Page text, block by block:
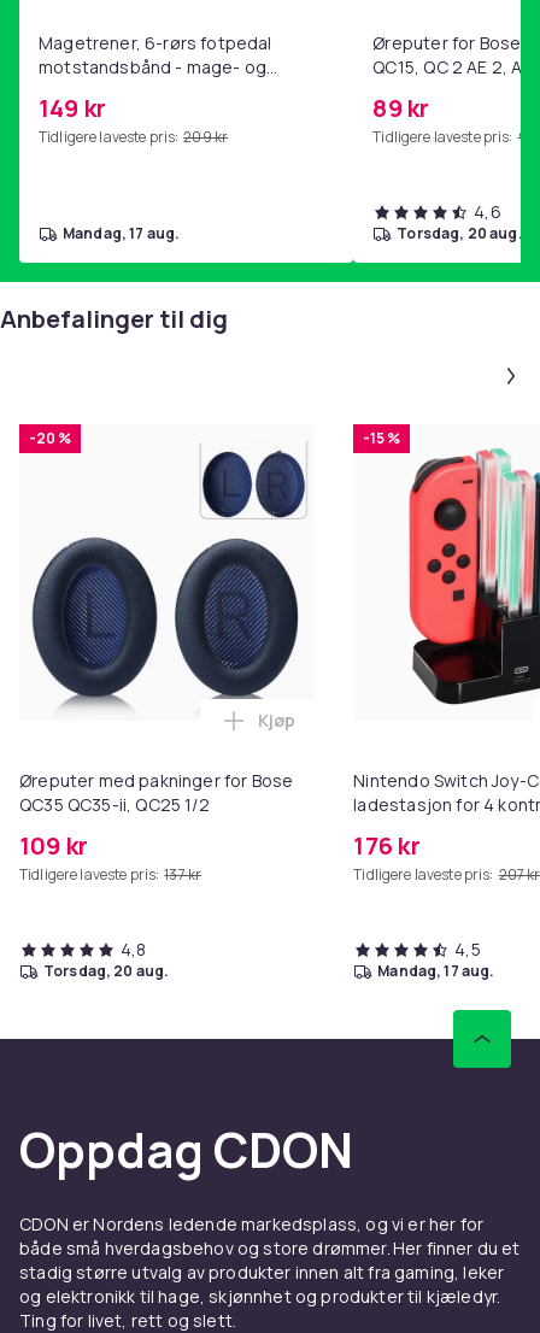
Magetrener, 6-rørs fotpedal
motstandsbånd - mage- og
hjemmegymnastikk Purple
149 kr
Tidligere laveste pris: 209 kr
mandag, 17 aug.
Øreputer for Bose
QC15, QC 2 AE 2, AE
89 kr
Tidligere laveste pris: 99
4,6
torsdag, 20 aug.
Anbefalinger til dig
-20 %
Øreputer med pakninger for Bose
QC35 QC35-ii, QC25 1/2
109 kr
Tidligere laveste pris: 137 kr
Legg Øreputer med pakninger
Kjøp
4,8
torsdag, 20 aug.
-15 %
Nintendo Switch Joy-
ladestasjon for 4
176 kr
Tidligere laveste pris: 207 kr
4,5
mandag, 17 aug.
Oppdag CDON
CDON er Nordens ledende markedsplass, og vi er her for
både små hverdagsbehov og store drømmer. Her finner du et
stadig større utvalg av produkter innen alt fra gaming, leker
og elektronikk til hage, skjønnhet og produkter til kjæledyr.
Ting for livet, rett og slett.